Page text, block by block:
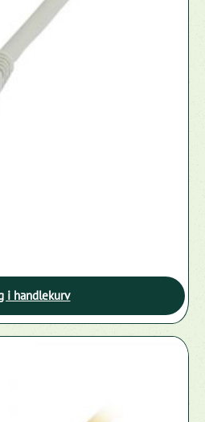
i handlekurv